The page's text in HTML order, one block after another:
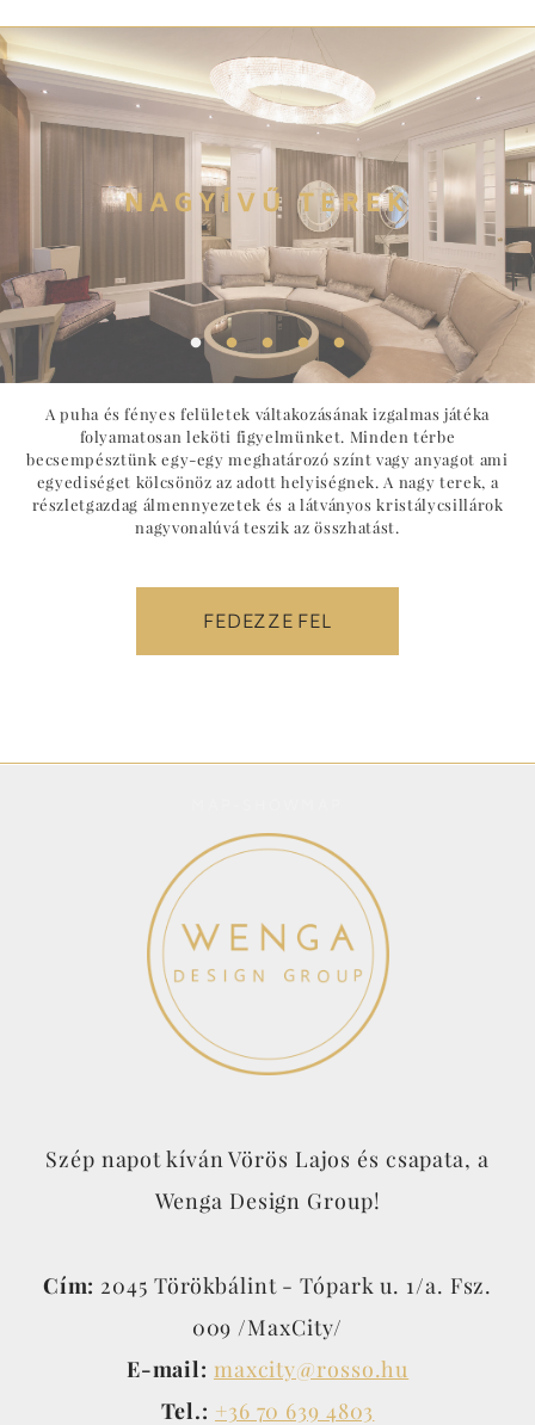
NAGYÍVŰ TEREK
A puha és fényes felületek váltakozásának izgalmas játéka
folyamatosan leköti figyelmünket. Minden térbe
becsempésztünk egy-egy meghatározó színt vagy anyagot ami
egyediséget kölcsönöz az adott helyiségnek. A nagy terek, a
részletgazdag álmennyezetek és a látványos kristálycsillárok
nagyvonalúvá teszik az összhatást.
FEDEZZE FEL
Szép napot kíván Vörös Lajos és csapata, a
Wenga Design Group!
Cím: 2045 Törökbálint - Tópark u. 1/a. Fsz.
009 /MaxCity/
E-mail: maxcity@rosso.hu
Tel.: +36 70 639 4803